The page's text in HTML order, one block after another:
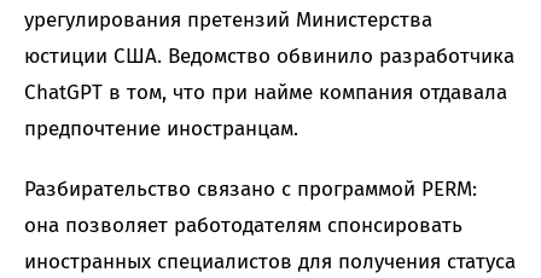
урегулирования претензий Министерства
юстиции США. Ведомство обвинило разработчика
ChatGPT в том, что при найме компания отдавала
предпочтение иностранцам.
Разбирательство связано с программой PERM:
она позволяет работодателям спонсировать
иностранных специалистов для получения статуса